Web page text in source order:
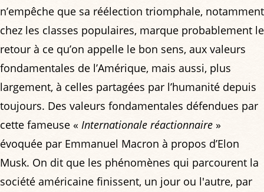
n’empêche que sa réélection triomphale, notamment
chez les classes populaires, marque probablement le
retour à ce qu’on appelle le bon sens, aux valeurs
fondamentales de l’Amérique, mais aussi, plus
largement, à celles partagées par l’humanité depuis
toujours. Des valeurs fondamentales défendues par
cette fameuse « Internationale réactionnaire »
évoquée par Emmanuel Macron à propos d’Elon
Musk. On dit que les phénomènes qui parcourent la
société américaine finissent, un jour ou l'autre, par